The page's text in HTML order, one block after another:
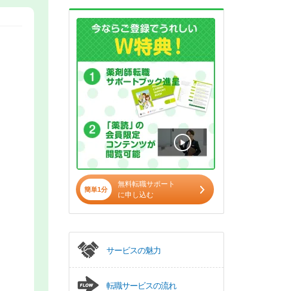
簡単1分
無料転職サポート
に申し込む
サービスの魅力
転職サービスの流れ